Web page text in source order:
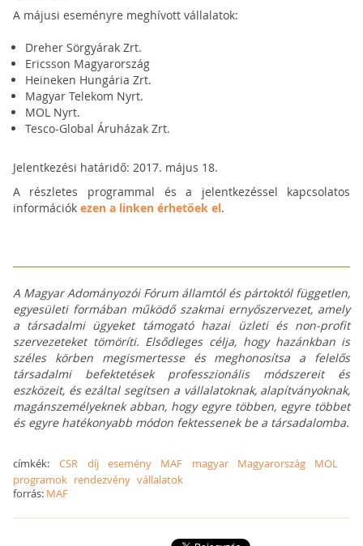
A májusi eseményre meghívott vállalatok:
Dreher Sörgyárak Zrt.
Ericsson Magyarország
Heineken Hungária Zrt.
Magyar Telekom Nyrt.
MOL Nyrt.
Tesco-Global Áruházak Zrt.
Jelentkezési határidő: 2017. május 18.
A részletes programmal és a jelentkezéssel kapcsolatos
információk ezen a linken érhetőek el.
A Magyar Adományozói Fórum államtól és pártoktól független,
egyesületi formában működő szakmai ernyőszervezet, amely
a társadalmi ügyeket támogató hazai üzleti és non-profit
szervezeteket tömöríti. Elsődleges célja, hogy hazánkban is
széles körben megismertesse és meghonosítsa a felelős
társadalmi befektetések professzionális módszereit és
eszközeit, és ezáltal segítsen a vállalatoknak, alapítványoknak,
magánszemélyeknek abban, hogy egyre többen, egyre többet
és egyre hatékonyabb módon fektessenek be a társadalomba.
címkék:CSR díj esemény MAF magyar Magyarország
MOL
programok rendezvény vállalatok
forrás: MAF